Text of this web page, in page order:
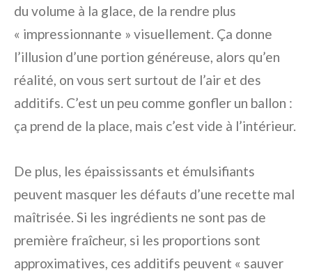
du volume à la glace, de la rendre plus
« impressionnante » visuellement. Ça donne
l’illusion d’une portion généreuse, alors qu’en
réalité, on vous sert surtout de l’air et des
additifs. C’est un peu comme gonfler un ballon :
ça prend de la place, mais c’est vide à l’intérieur.
De plus, les épaississants et émulsifiants
peuvent masquer les défauts d’une recette mal
maîtrisée. Si les ingrédients ne sont pas de
première fraîcheur, si les proportions sont
approximatives, ces additifs peuvent « sauver